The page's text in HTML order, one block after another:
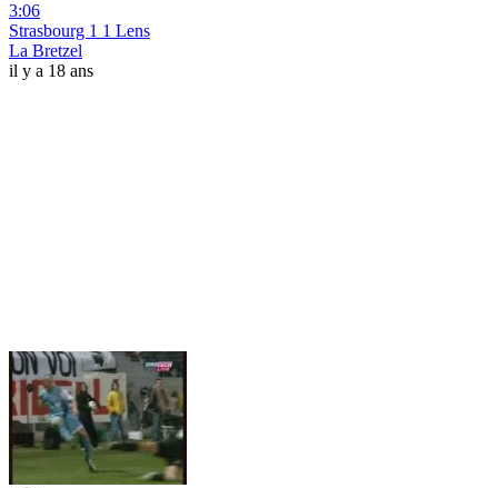
3:06
Strasbourg 1 1 Lens
La Bretzel
il y a 18 ans